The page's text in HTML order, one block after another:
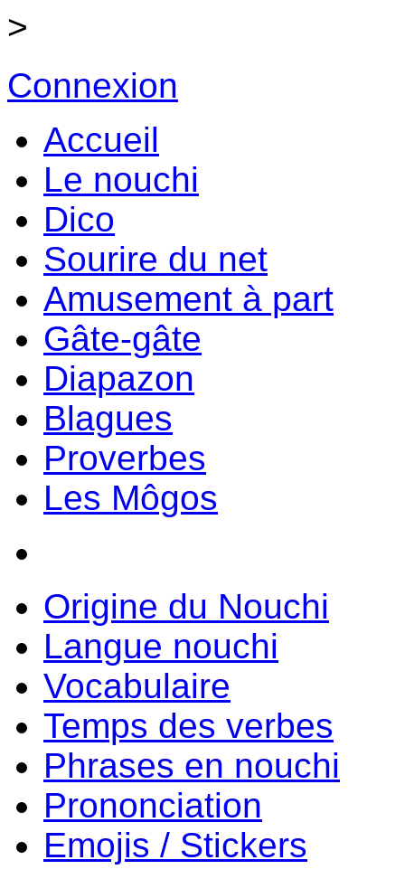
>
Connexion
Accueil
Le nouchi
Dico
Sourire du net
Amusement à part
Gâte-gâte
Diapazon
Blagues
Proverbes
Les Môgos
Origine du Nouchi
Langue nouchi
Vocabulaire
Temps des verbes
Phrases en nouchi
Prononciation
Emojis / Stickers